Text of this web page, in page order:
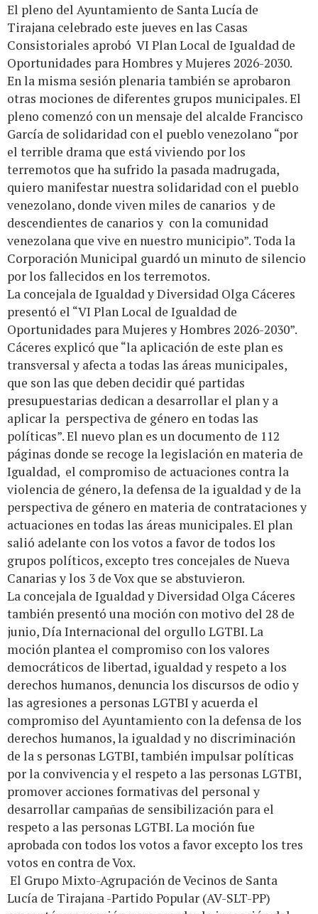
El pleno del Ayuntamiento de Santa Lucía de
Tirajana celebrado este jueves en las Casas
Consistoriales aprobó VI Plan Local de Igualdad de
Oportunidades para Hombres y Mujeres 2026-2030.
En la misma sesión plenaria también se aprobaron
otras mociones de diferentes grupos municipales. El
pleno comenzó con un mensaje del alcalde Francisco
García de solidaridad con el pueblo venezolano “por
el terrible drama que está viviendo por los
terremotos que ha sufrido la pasada madrugada,
quiero manifestar nuestra solidaridad con el pueblo
venezolano, donde viven miles de canarios y de
descendientes de canarios y con la comunidad
venezolana que vive en nuestro municipio”. Toda la
Corporación Municipal guardó un minuto de silencio
por los fallecidos en los terremotos.
La concejala de Igualdad y Diversidad Olga Cáceres
presentó el “VI Plan Local de Igualdad de
Oportunidades para Mujeres y Hombres 2026-2030”.
Cáceres explicó que “la aplicación de este plan es
transversal y afecta a todas las áreas municipales,
que son las que deben decidir qué partidas
presupuestarias dedican a desarrollar el plan y a
aplicar la perspectiva de género en todas las
políticas”. El nuevo plan es un documento de 112
páginas donde se recoge la legislación en materia de
Igualdad, el compromiso de actuaciones contra la
violencia de género, la defensa de la igualdad y de la
perspectiva de género en materia de contrataciones y
actuaciones en todas las áreas municipales. El plan
salió adelante con los votos a favor de todos los
grupos políticos, excepto tres concejales de Nueva
Canarias y los 3 de Vox que se abstuvieron.
La concejala de Igualdad y Diversidad Olga Cáceres
también presentó una moción con motivo del 28 de
junio, Día Internacional del orgullo LGTBI. La
moción plantea el compromiso con los valores
democráticos de libertad, igualdad y respeto a los
derechos humanos, denuncia los discursos de odio y
las agresiones a personas LGTBI y acuerda el
compromiso del Ayuntamiento con la defensa de los
derechos humanos, la igualdad y no discriminación
de la s personas LGTBI, también impulsar políticas
por la convivencia y el respeto a las personas LGTBI,
promover acciones formativas del personal y
desarrollar campañas de sensibilización para el
respeto a las personas LGTBI. La moción fue
aprobada con todos los votos a favor excepto los tres
votos en contra de Vox.
El Grupo Mixto-Agrupación de Vecinos de Santa
Lucía de Tirajana -Partido Popular (AV-SLT-PP)